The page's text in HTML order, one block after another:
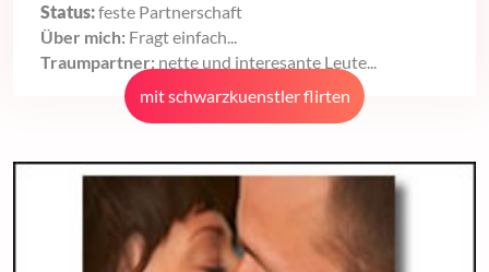
Status:feste Partnerschaft
Über mich: Fragt einfach...
Traumpartner: nette und interesante Leute...
mit schwarzkuenstler flirten